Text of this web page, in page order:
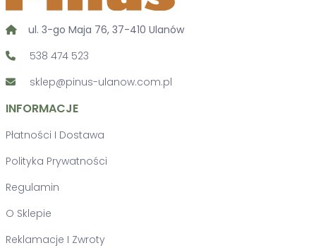
ul. 3-go Maja 76, 37-410 Ulanów
538 474 523
sklep@pinus-ulanow.com.pl
INFORMACJE
Płatności I Dostawa
Polityka Prywatności
Regulamin
O Sklepie
Reklamacje I Zwroty